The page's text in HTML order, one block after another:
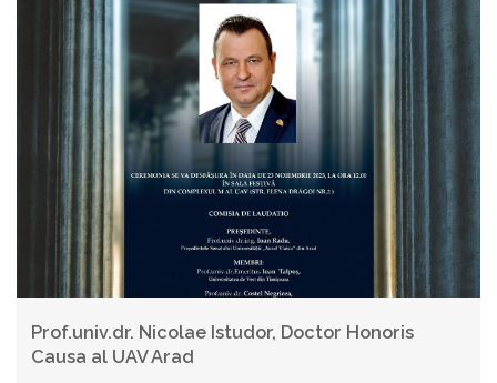
Prof.univ.dr. Nicolae Istudor, Doctor Honoris
Causa al UAV Arad